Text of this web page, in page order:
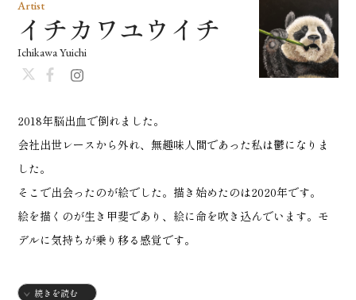
2018年脳出血で倒れました。
会社出世レースから外れ、無趣味人間であった私は鬱になりま
した。
そこで出会ったのが絵でした。描き始めたのは2020年です。
絵を描くのが生き甲斐であり、絵に命を吹き込んでいます。モ
デルに気持ちが乗り移る感覚です。
【略歴】
続きを読む
Artist
イチカワユウイチ
Ichikawa Yuichi